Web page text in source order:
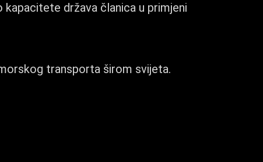
kapacitete država članica u primjeni
transporta širom svijeta.